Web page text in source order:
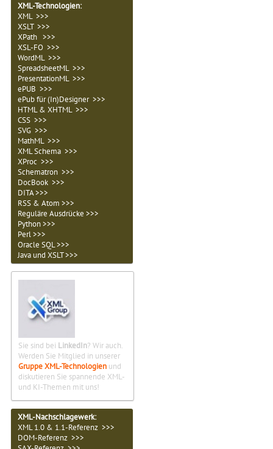
XML-Technologien:
XML >>>
XSLT >>>
XPath >>>
XSL-FO >>>
WordML >>>
SpreadsheetML >>>
PresentationML >>>
ePUB >>>
ePub für (In)Designer >>>
HTML & XHTML >>>
CSS >>>
SVG >>>
MathML >>>
XML Schema >>>
XProc >>>
Schematron >>>
DocBook >>>
DITA >>>
RSS & Atom >>>
Reguläre Ausdrücke >>>
Python >>>
Perl >>>
Oracle SQL >>>
Java und XSLT >>>
Sie sind bei LinkedIn? Wir auch.
Werden Sie Mitglied in unserer
Gruppe XML-Technologien und
diskutieren Sie spannende XML-
und KI-Themen mit uns!
XML-Nachschlagewerk:
XML 1.0 & 1.1-Referenz >>>
DOM-Referenz >>>